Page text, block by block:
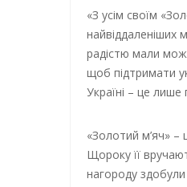
«З усім своїм
найвіддаленіших
радістю мали
щоб підтримати
Україні – це лише
«Золотий м’яч»
Щороку її
нагороду здобули